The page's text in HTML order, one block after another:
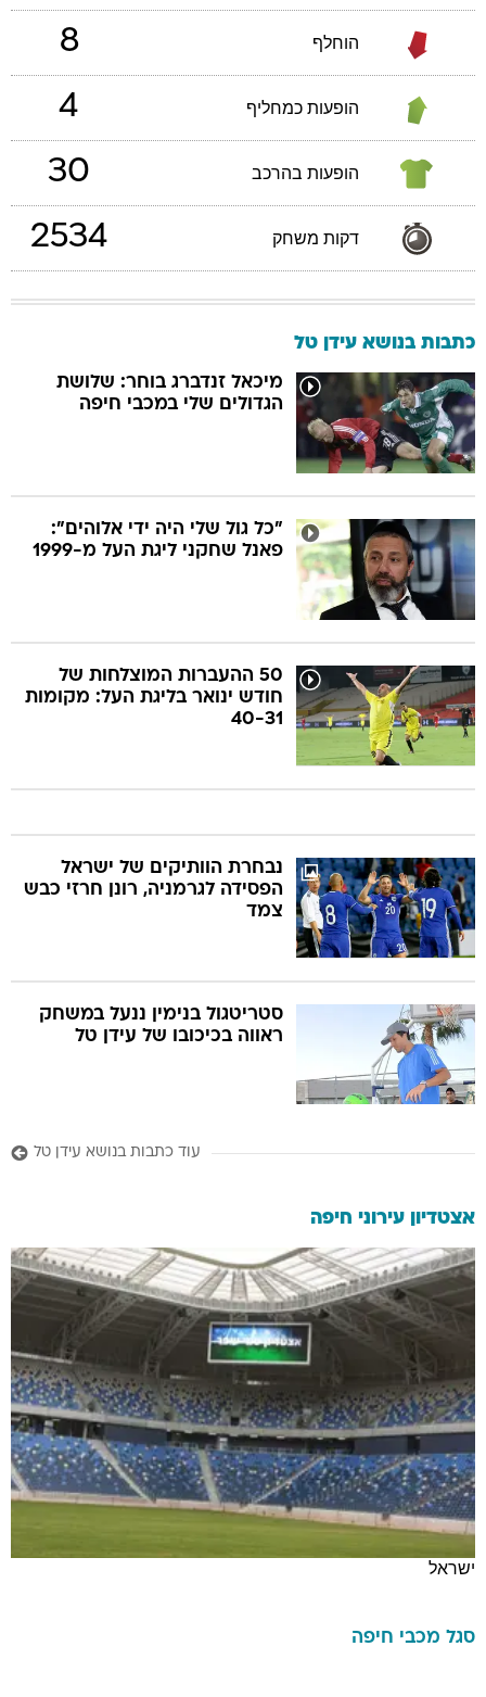
הוחלף 8
הופעות כמחליף 4
הופעות בהרכב 30
דקות משחק 2534
כתבות בנושא עידן טל
מיכאל זנדברג בוחר: שלושת
הגדולים שלי במכבי חיפה
"כל גול שלי היה ידי אלוהים":
פאנל שחקני ליגת העל מ-1999
50 ההעברות המוצלחות של
חודש ינואר בליגת העל: מקומות
40-31
נבחרת הוותיקים של ישראל
הפסידה לגרמניה, רונן חרזי כבש
צמד
סטריטגול בנימין ננעל במשחק
ראווה בכיכובו של עידן טל
עוד כתבות בנושא עידן טל
אצטדיון עירוני חיפה
ישראל
סגל מכבי חיפה